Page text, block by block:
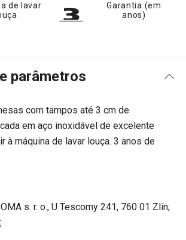
de lavar
Garantia (em
anos)
parâmetros
com tampos até 3 cm de
em aço inoxidável de excelente
à máquina de lavar louça. 3 anos de
s. r. o., U Tescomy 241, 760 01 Zlín;